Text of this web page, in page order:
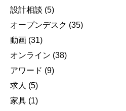
設計相談 (5)
オープンデスク (35)
動画 (31)
オンライン (38)
アワード (9)
求人 (5)
家具 (1)